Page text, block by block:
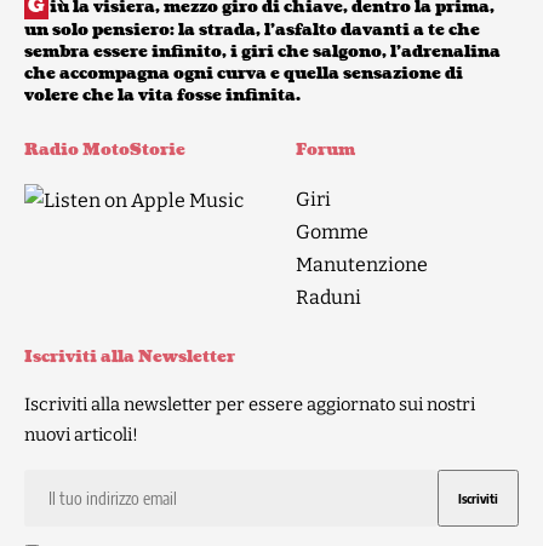
G iù la visiera, mezzo giro di chiave, dentro la prima,
un solo pensiero: la strada, l’asfalto davanti a te che
sembra essere infinito, i giri che salgono, l’adrenalina
che accompagna ogni curva e quella sensazione di
volere che la vita fosse infinita.
Radio MotoStorie Forum
Giri
Gomme
Manutenzione
Raduni
Iscriviti alla Newsletter
Iscriviti alla newsletter per essere aggiornato sui nostri
nuovi articoli!